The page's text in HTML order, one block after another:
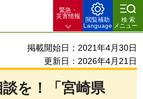
緊急・
災害情報
閲覧補助
Language
検索
メニュー
掲載開始日：2021年4月30日
更新日：2026年4月21日
を！「宮崎県